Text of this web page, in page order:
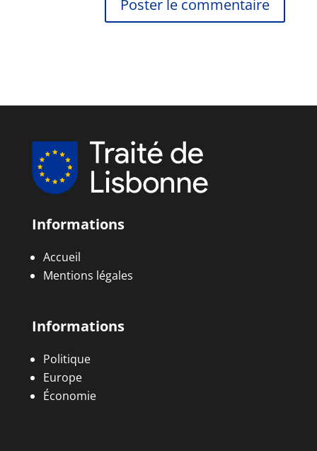
Informations
Accueil
Mentions légales
Informations
Politique
Europe
Économie